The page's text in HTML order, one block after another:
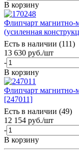
В корзину
Флипчарт магнитно-
(усиленная
Есть в наличии (111)
13 630 руб./шт
-
В корзину
Флипчарт магнитно-
[247011]
Есть в наличии (49)
12 154 руб./шт
-
В корзину